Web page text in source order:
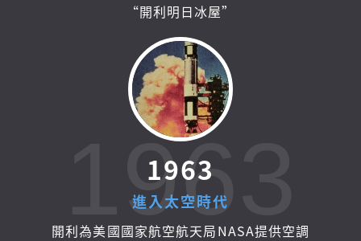
“開利明日冰屋”
1963
1963
進入太空時代
開利為美國國家航空航天局NASA提供空調